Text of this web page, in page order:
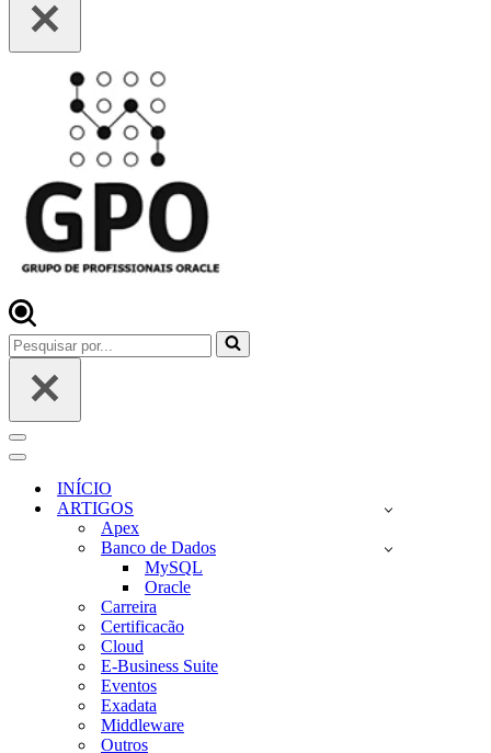
Pesquisar
por...
Menu
de
navegação
Menu
navegaçãoINÍCIO
ARTIGOS
Apex
Banco de Dados
MySQL
Oracle
Carreira
Certificacão
Cloud
E-Business Suite
Eventos
Exadata
Middleware
Outros